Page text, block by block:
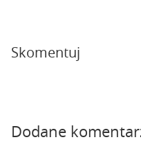
Skomentuj
Dodane